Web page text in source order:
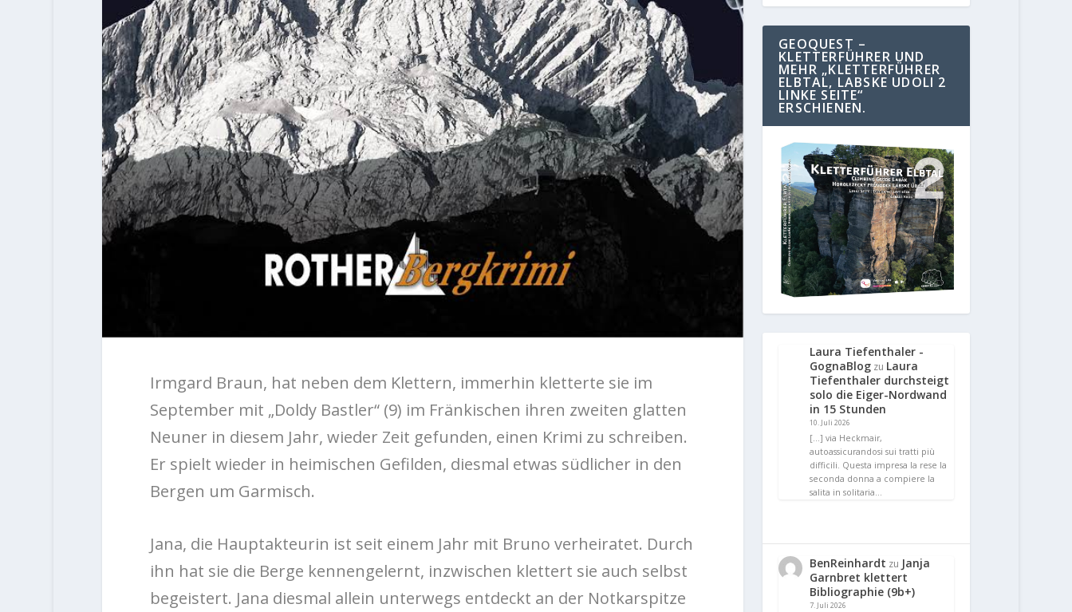
Irmgard Braun, hat neben dem Klettern, immerhin kletterte sie im
September mit „Doldy Bastler“ (9) im Fränkischen ihren zweiten glatten
Neuner in diesem Jahr, wieder Zeit gefunden, einen Krimi zu schreiben.
Er spielt wieder in heimischen Gefilden, diesmal etwas südlicher in den
Bergen um Garmisch.
Jana, die Hauptakteurin ist seit einem Jahr mit Bruno verheiratet. Durch
ihn hat sie die Berge kennengelernt, inzwischen klettert sie auch selbst
begeistert. Jana diesmal allein unterwegs entdeckt an der Notkarspitze
GEOQUEST –
KLETTERFÜHRER UND
MEHR „KLETTERFÜHRER
ELBTAL, LABSKE UDOLI 2
LINKE SEITE“
ERSCHIENEN.
Laura Tiefenthaler -
GognaBlog zu Laura
Tiefenthaler durchsteigt
solo die Eiger-Nordwand
in 15 Stunden
10. Juli 2026
[…] via Heckmair,
autoassicurandosi sui tratti più
difficili. Questa impresa la rese la
seconda donna a compiere la
salita in solitaria…
BenReinhardt zu Janja
Garnbret klettert
Bibliographie (9b+)
7. Juli 2026